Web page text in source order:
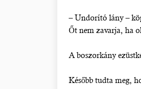
– Undorító lány –
Őt nem zavarja, ha
A boszorkány
Később tudta meg,